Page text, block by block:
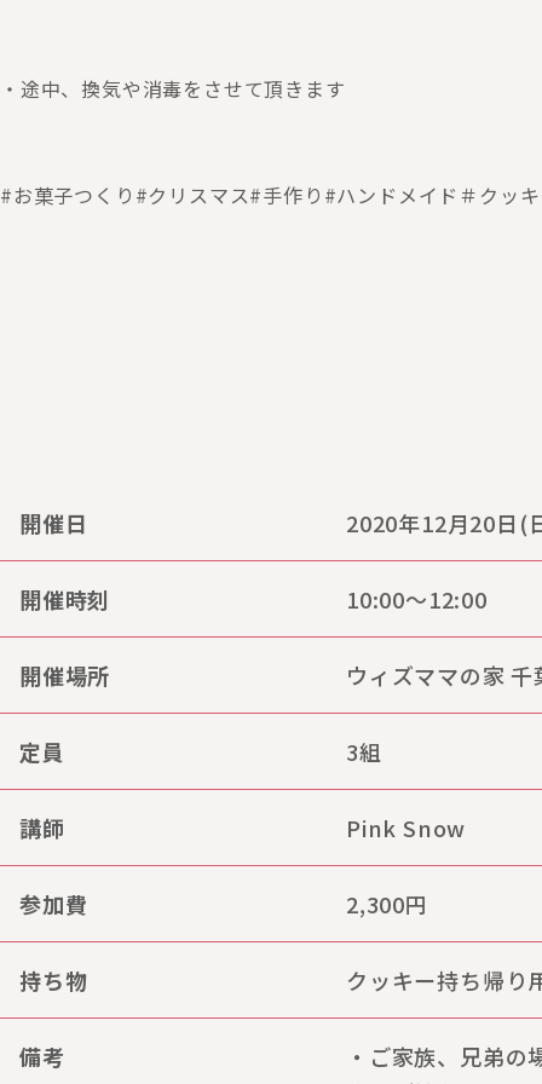
・途中、換気や消毒をさせて頂きます
#お菓子つくり#クリスマス#手作り#ハンドメイド＃クッ
開催日 2020年12月20日(
開催時刻 10:00～12:00
開催場所 ウィズママの家
定員 3組
講師 Pink Snow
参加費 2,300円
持ち物 クッキー持ち帰り
備考
・ご家族、兄弟